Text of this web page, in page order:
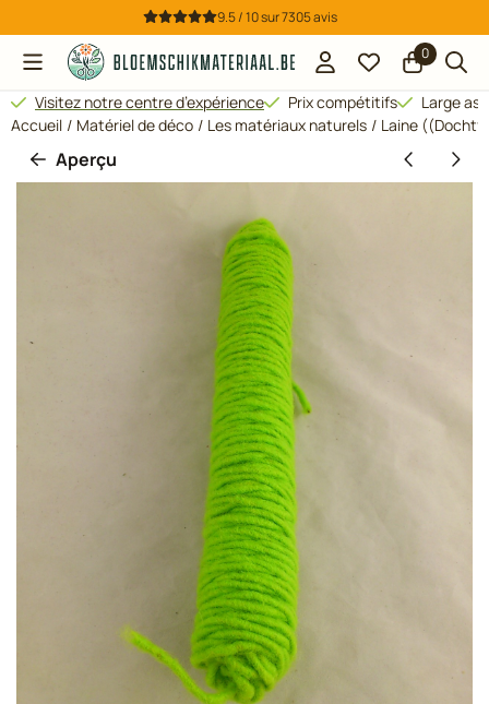
Préférences de cookies disponibles. Choisissez les
9.5 / 10sur7305avis
0
Visitez notre centre d’expérience Prix compétitifs
Large
Accueil / Matériel de déco / Les matériaux naturels / Laine
Aperçu